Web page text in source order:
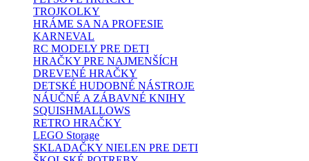
TROJKOLKY
HRÁME SA NA PROFESIE
KARNEVAL
RC MODELY PRE DETI
HRAČKY PRE NAJMENŠÍCH
DREVENÉ HRAČKY
DETSKÉ HUDOBNÉ NÁSTROJE
NÁUČNÉ A ZÁBAVNÉ KNIHY
SQUISHMALLOWS
RETRO HRAČKY
LEGO Storage
SKLADAČKY NIELEN PRE DETI